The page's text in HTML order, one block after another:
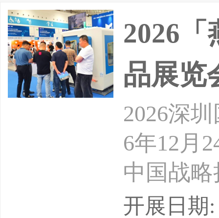
牌方、
品展示
2026
品展览
2026深
6年12月
中国战
升级，
开展日期